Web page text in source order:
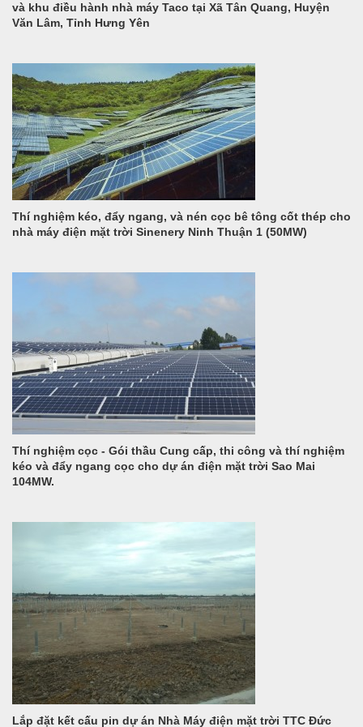
và khu điều hành nhà máy Taco tại Xã Tân Quang, Huyện
Văn Lâm, Tỉnh Hưng Yên
Thí nghiệm kéo, đẩy ngang, và nén cọc bê tông cốt thép cho
nhà máy điện mặt trời Sinenery Ninh Thuận 1 (50MW)
Thí nghiệm cọc - Gói thầu Cung cấp, thi công và thí nghiệm
kéo và đẩy ngang cọc cho dự án điện mặt trời Sao Mai
104MW.
Lắp đặt kết cấu pin dự án Nhà Máy điện mặt trời TTC Đức